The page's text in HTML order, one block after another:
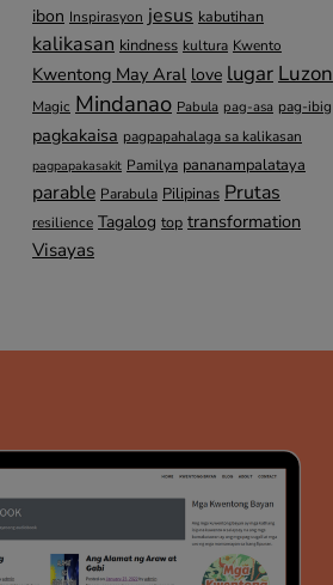
ibon Inspirasyon jesus kabutihan
kalikasan kindness kultura Kwento
Kwentong May Aral love lugar Luzon
Magic Mindanao Pabula pag-asa pag-ibig
pagkakaisa pagpapahalaga sa kalikasan
pagpapakasakit Pamilya pananampalataya
parable Parabula Pilipinas Prutas
resilience Tagalog top transformation
Visayas